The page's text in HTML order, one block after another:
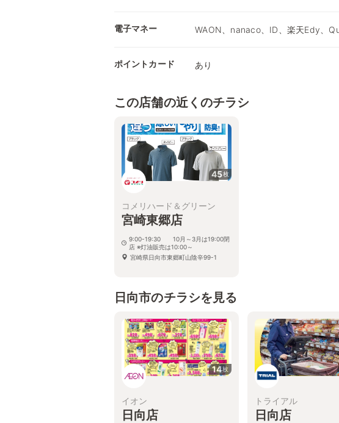
電子マネー WAON、nanaco、ID、楽天Edy、
ポイントカード あり
この店舗の近くのチラシ
45枚
コメリハード＆グリーン
宮崎東郷店
9:00-19:30 10月～3月は19:00閉
店 ※灯油販売は10:00～
宮崎県日向市東郷町山陰辛99-1
日向市のチラシを見る
14枚
イオン
日向店
トライアル
日向店